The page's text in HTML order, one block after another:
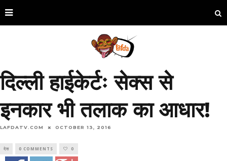
दिल्ली हाईकेर्टः सेक्स से
इनकार भी तलाक का आधार!
LAFDATV.COM OCTOBER 13, 2016
देश 0 COMMENTS 0